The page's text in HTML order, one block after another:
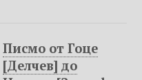
Писмо от Гоце
[Делчев] до